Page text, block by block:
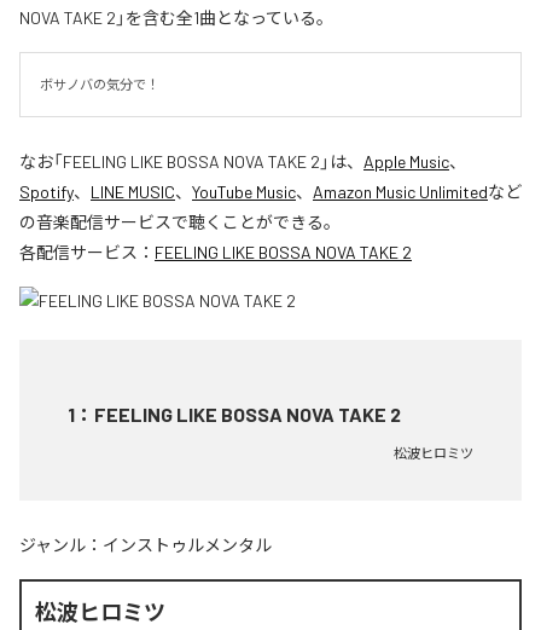
NOVA TAKE 2」を含む全1曲となっている。
ボサノバの気分で！
なお「FEELING LIKE BOSSA NOVA TAKE 2 」は、 Apple Music、
Spotify、 LINE MUSIC、 YouTube Music、 Amazon Music Unlimitedなど
の音楽配信サービスで聴くことができる。
各配信サービス： FEELING LIKE BOSSA NOVA TAKE 2
1 ： FEELING LIKE BOSSA NOVA TAKE 2
松波ヒロミツ
ジャンル： インストゥルメンタル
松波ヒロミツ